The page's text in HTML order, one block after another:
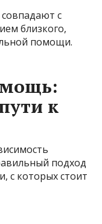
с
близкого,
помощи.
к
подход
с которых стоит